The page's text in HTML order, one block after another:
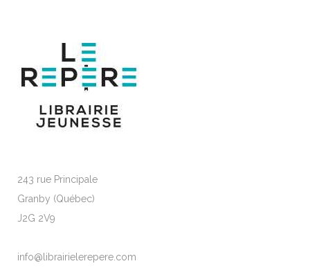
243 rue Principale
Granby (Québec)
J2G 2V9
info@librairielerepere.com